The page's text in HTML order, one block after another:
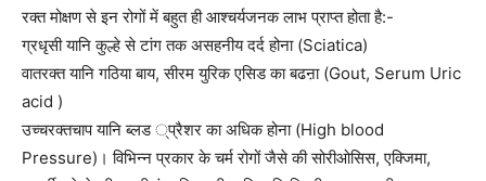
रक्त मोक्षण से इन रोगों में बहुत ही आश्चर्यजनक लाभ प्राप्त होता है:-
ग्रधृसी यानि कुल्हे से टांग तक असहनीय दर्द होना (Sciatica)
वातरक्त यानि गठिया बाय, सीरम युरिक एसिड का बढऩा (Gout, Serum Uric
acid )
उच्चरक्तचाप यानि ब्लड ्प्रैशर का अधिक होना (High blood
Pressure)। विभिन्न प्रकार के चर्म रोगों जैसे की सोरीओसिस, एक्जिमा,